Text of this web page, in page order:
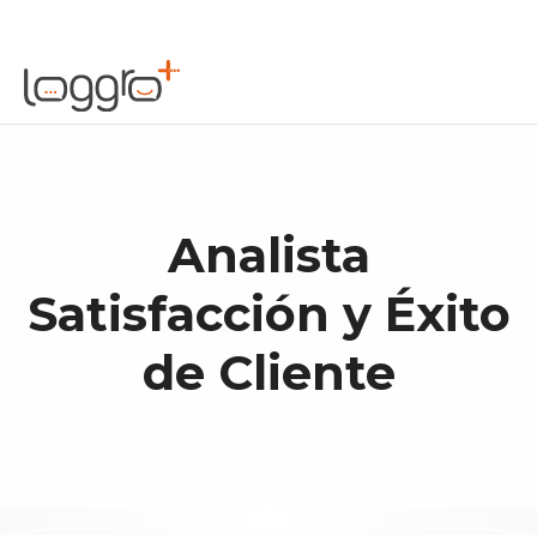
Analista
Satisfacción y Éxito
de Cliente